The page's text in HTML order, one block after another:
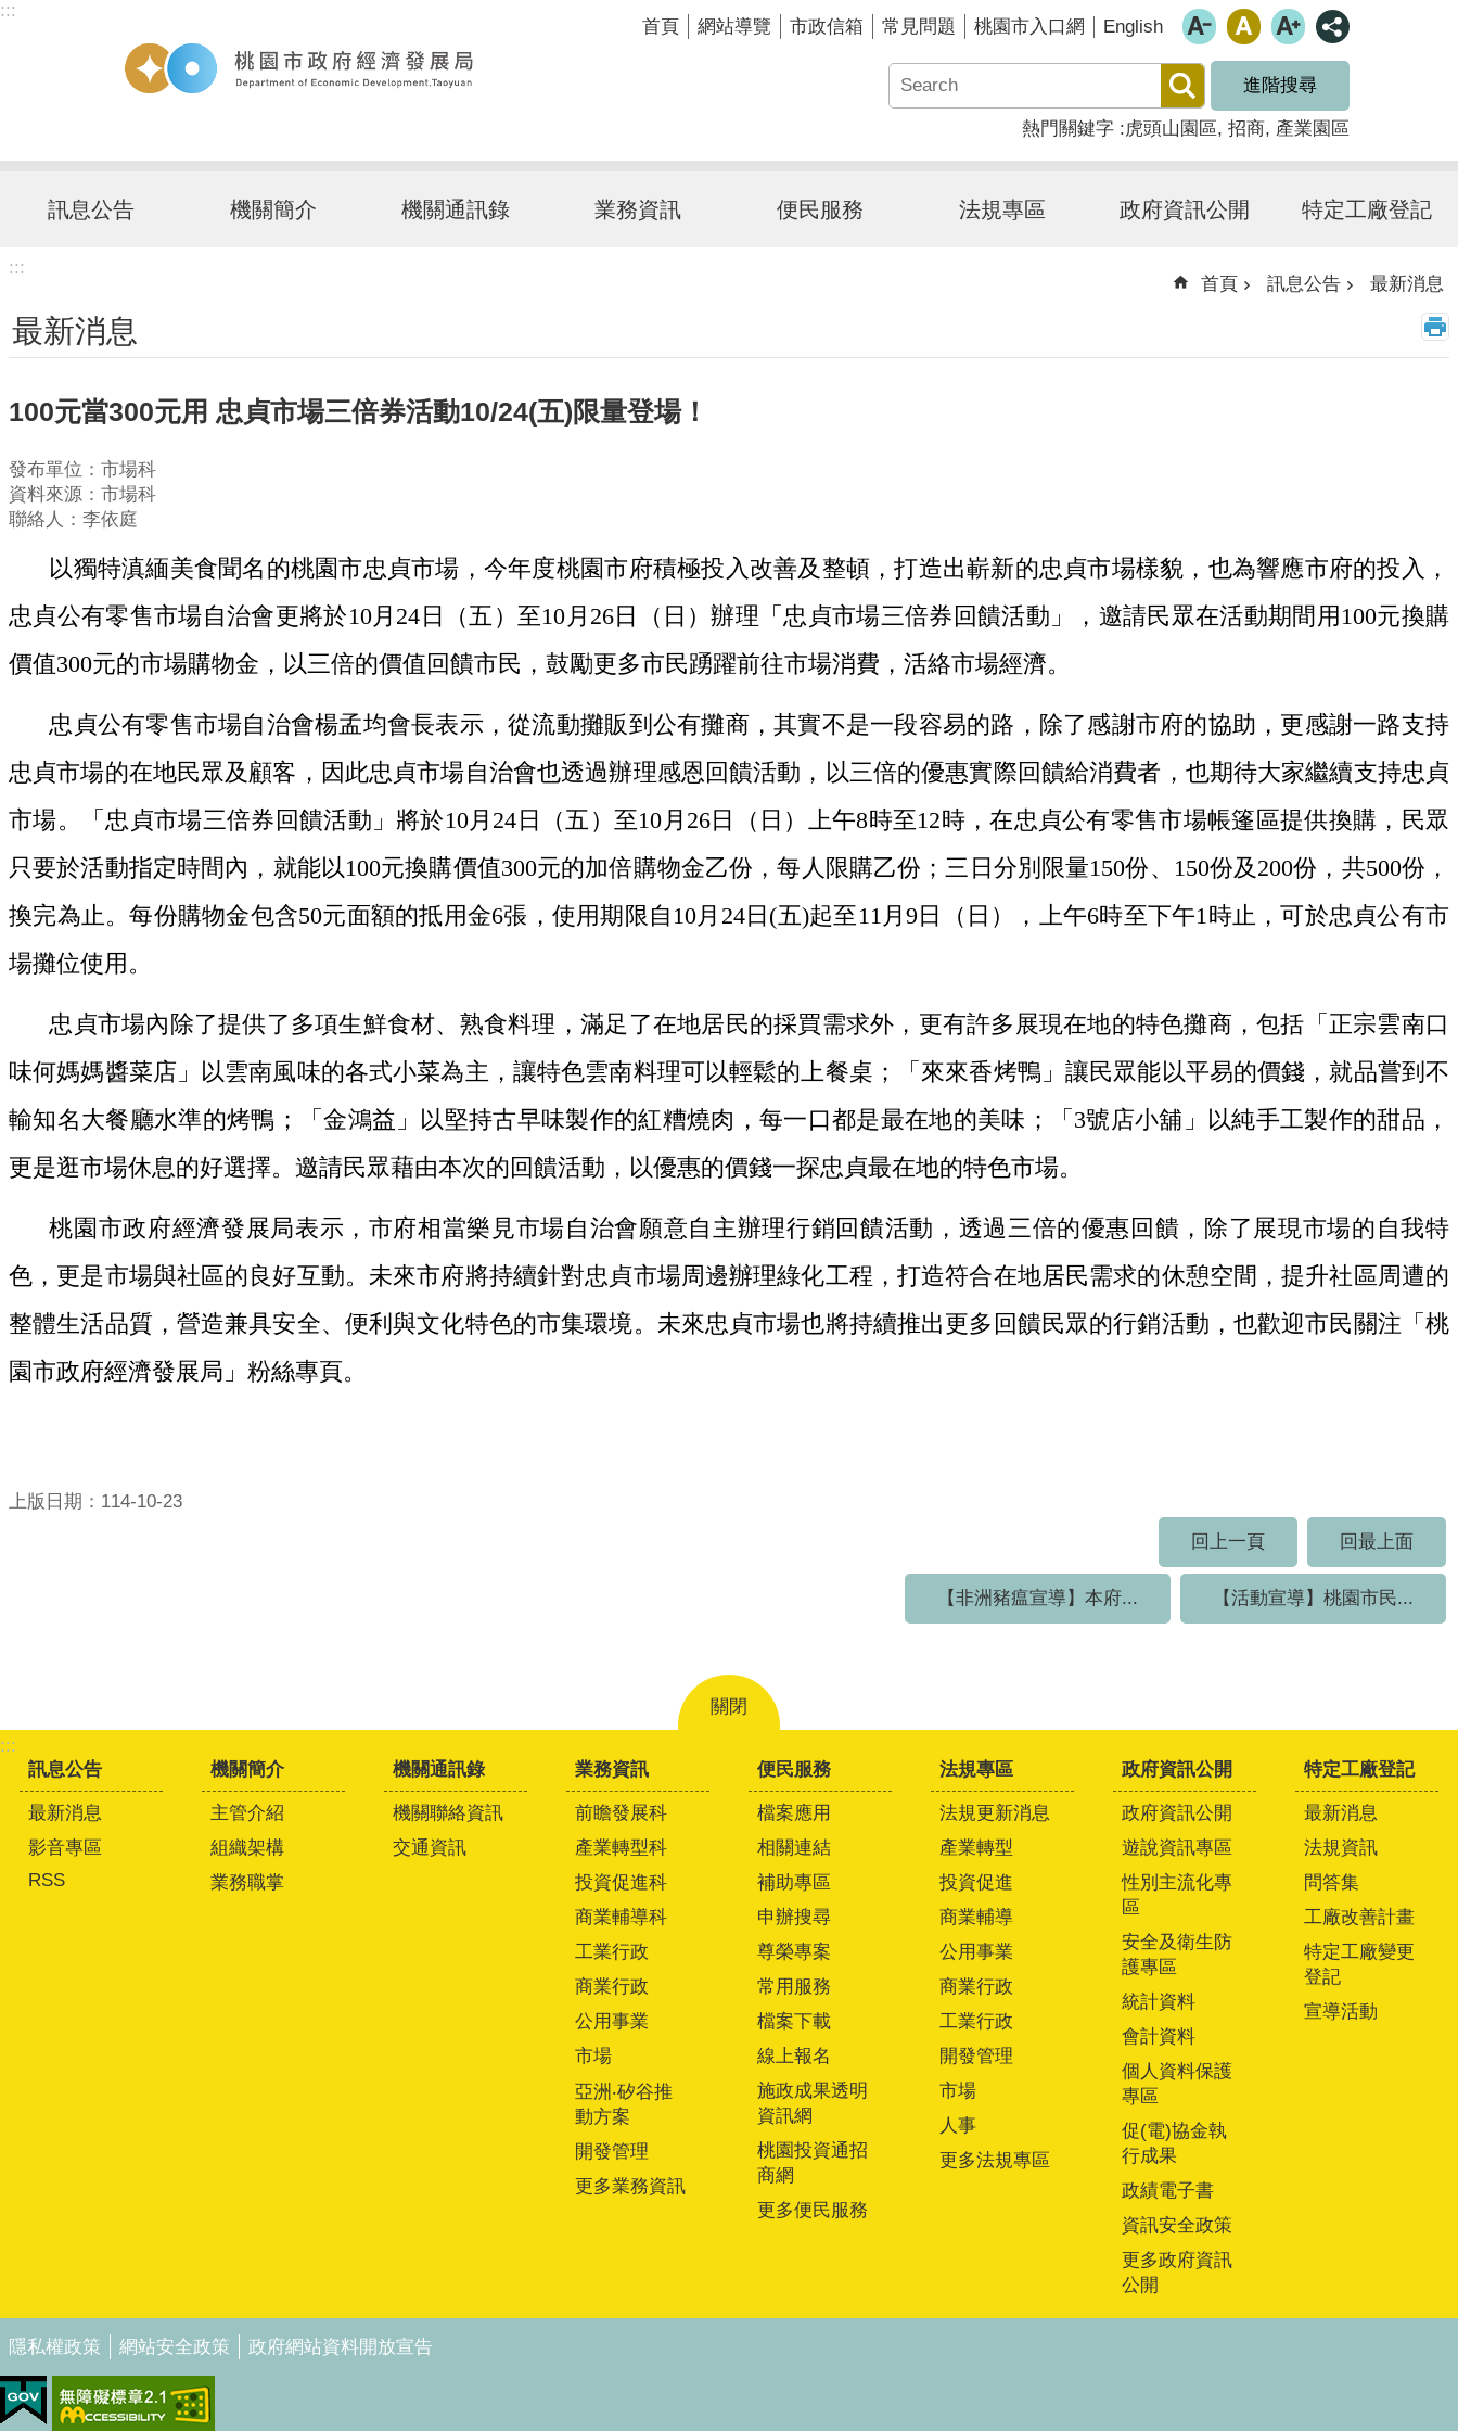
跳到主要內容區塊
:::
首頁 網站導覽 市政信箱 常見問題 桃園市入口網 English
進階搜尋
熱門關鍵字 虎頭山園區 招商 產業園區
訊息公告 機關簡介 機關通訊錄 業務資訊 便民服務 法規專區 政府資訊公開 特定工廠登記
:::
首頁 訊息公告 最新消息
最新消息
100元當300元用 忠貞市場三倍券活動10/24(五)限量登場！
發布單位：市場科
資料來源：市場科
聯絡人：李依庭
以獨特滇緬美食聞名的桃園市忠貞市場，今年度桃園市府積極投入改善及整頓，打造出嶄新的忠貞市場樣貌，也為響應市府的投入，
忠貞公有零售市場自治會更將於10月24日（五）至10月26日（日）辦理「忠貞市場三倍券回饋活動」，邀請民眾在活動期間用100元換購
價值300元的市場購物金，以三倍的價值回饋市民，鼓勵更多市民踴躍前往市場消費，活絡市場經濟。
忠貞公有零售市場自治會楊孟均會長表示，從流動攤販到公有攤商，其實不是一段容易的路，除了感謝市府的協助，更感謝一路支持
忠貞市場的在地民眾及顧客，因此忠貞市場自治會也透過辦理感恩回饋活動，以三倍的優惠實際回饋給消費者，也期待大家繼續支持忠貞
市場。「忠貞市場三倍券回饋活動」將於10月24日（五）至10月26日（日）上午8時至12時，在忠貞公有零售市場帳篷區提供換購，民眾
只要於活動指定時間內，就能以100元換購價值300元的加倍購物金乙份，每人限購乙份；三日分別限量150份、150份及200份，共500份，
換完為止。每份購物金包含50元面額的抵用金6張，使用期限自10月24日(五)起至11月9日（日），上午6時至下午1時止，可於忠貞公有市
場攤位使用。
忠貞市場內除了提供了多項生鮮食材、熟食料理，滿足了在地居民的採買需求外，更有許多展現在地的特色攤商，包括「正宗雲南口
味何媽媽醬菜店」以雲南風味的各式小菜為主，讓特色雲南料理可以輕鬆的上餐桌；「來來香烤鴨」讓民眾能以平易的價錢，就品嘗到不
輸知名大餐廳水準的烤鴨；「金鴻益」以堅持古早味製作的紅糟燒肉，每一口都是最在地的美味；「3號店小舖」以純手工製作的甜品，
更是逛市場休息的好選擇。邀請民眾藉由本次的回饋活動，以優惠的價錢一探忠貞最在地的特色市場。
桃園市政府經濟發展局表示，市府相當樂見市場自治會願意自主辦理行銷回饋活動，透過三倍的優惠回饋，除了展現市場的自我特
色，更是市場與社區的良好互動。未來市府將持續針對忠貞市場周邊辦理綠化工程，打造符合在地居民需求的休憩空間，提升社區周遭的
整體生活品質，營造兼具安全、便利與文化特色的市集環境。未來忠貞市場也將持續推出更多回饋民眾的行銷活動，也歡迎市民關注「桃
園市政府經濟發展局」粉絲專頁。
上版日期：114-10-23
回上一頁
回最上面
【非洲豬瘟宣導】本府... 【活動宣導】桃園市民...
關閉
:::
訊息公告
最新消息
影音專區
RSS
機關簡介
主管介紹
組織架構
業務職掌
機關通訊錄
機關聯絡資訊
交通資訊
業務資訊
前瞻發展科
產業轉型科
投資促進科
商業輔導科
工業行政
商業行政
公用事業
市場
亞洲‧矽谷推
動方案
開發管理
更多業務資訊
便民服務
檔案應用
相關連結
補助專區
申辦搜尋
尊榮專案
常用服務
檔案下載
線上報名
施政成果透明
資訊網
桃園投資通招
商網
更多便民服務
法規專區
法規更新消息
產業轉型
投資促進
商業輔導
公用事業
商業行政
工業行政
開發管理
市場
人事
更多法規專區
政府資訊公開
政府資訊公開
遊說資訊專區
性別主流化專
區
安全及衛生防
護專區
統計資料
會計資料
個人資料保護
專區
促(電)協金執
行成果
政績電子書
資訊安全政策
更多政府資訊
公開
特定工廠登記
最新消息
法規資訊
問答集
工廠改善計畫
特定工廠變更
登記
宣導活動
隱私權政策 網站安全政策 政府網站資料開放宣告